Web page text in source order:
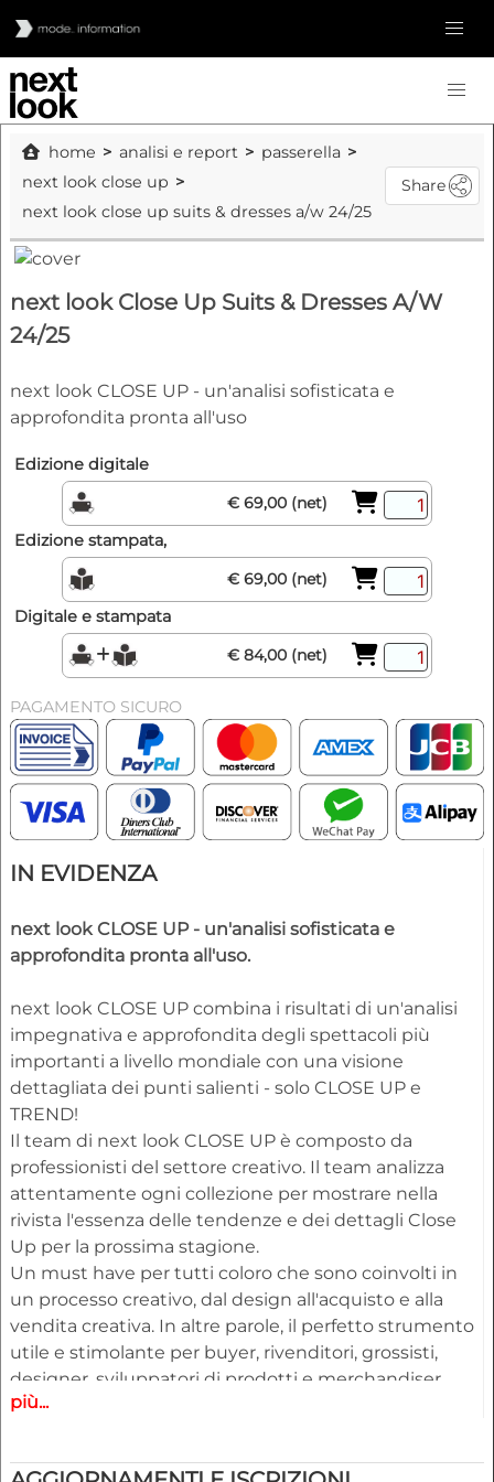
home analisi e report
passerella
next look close up
next look close up suits & dresses a/w 24/25
Share
next look Close Up Suits & Dresses A/W
24/25
next look CLOSE UP - un'analisi sofisticata e
approfondita pronta all'uso
Edizione digitale
€ 69,00 (net)
Edizione stampata,
€ 69,00 (net)
Digitale e stampata
€ 84,00 (net)
PAGAMENTO SICURO
IN EVIDENZA
next look CLOSE UP - un'analisi sofisticata e
approfondita pronta all'uso.
next look CLOSE UP combina i risultati di un'analisi
impegnativa e approfondita degli spettacoli più
importanti a livello mondiale con una visione
dettagliata dei punti salienti - solo CLOSE UP e
TREND!
Il team di next look CLOSE UP è composto da
professionisti del settore creativo. Il team analizza
attentamente ogni collezione per mostrare nella
rivista l'essenza delle tendenze e dei dettagli Close
Up per la prossima stagione.
Un must have per tutti coloro che sono coinvolti in
un processo creativo, dal design all'acquisto e alla
vendita creativa. In altre parole, il perfetto strumento
utile e stimolante per buyer, rivenditori, grossisti,
designer, sviluppatori di prodotti e merchandiser.
- Servizi diversi disponibili per l'abbigliamento uomo e
più...